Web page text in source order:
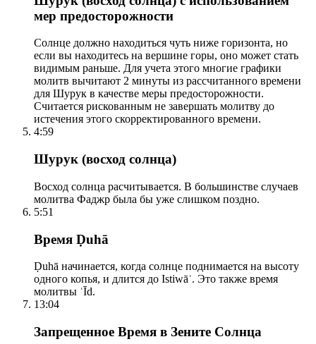
мер предосторожности
Солнце должно находиться чуть ниже горизонта, но
если вы находитесь на вершине горы, оно может стать
видимым раньше. Для учета этого многие графики
молитв вычитают 2 минуты из рассчитанного времени
для Шурук в качестве меры предосторожности.
Считается рискованным не завершать молитву до
истечения этого скорректированного времени.
4:59
Шурук (восход солнца)
Восход солнца расчитывается. В большинстве случаев
молитва Фаджр была бы уже слишком поздно.
5:51
Время Ḍuhā
Ḍuhā начинается, когда солнце поднимается на высоту
одного копья, и длится до Istiwāʾ. Это также время
молитвы ʿĪd.
13:04
Запрещенное Время в Зените Солнца